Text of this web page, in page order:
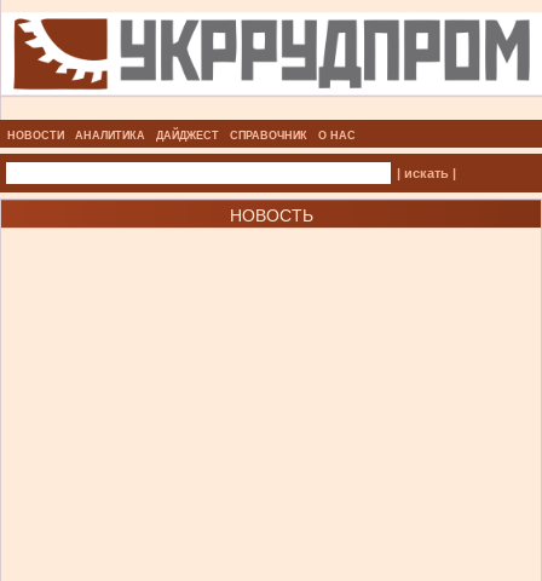
НОВОСТИ АНАЛИТИКА ДАЙДЖЕСТ СПРАВОЧНИК О НАС
| искать |
НОВОСТЬ